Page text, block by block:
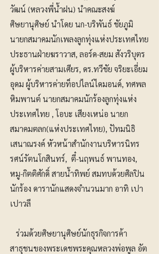
วัฒน์ (หลวงพี่น้ำฝน) นำคณะสงฆ์
ศิษยานุศิษย์ นำโดย นก-บริพันธ์ ชัยภูมิ
นายกสมาคมนักเพลงลูกทุ่งแห่งประเทศไทย
ประธานฝ่ายฆราวาส, ลอร์ด-สยม สังวริบุตร
ผู้บริหารค่ายสามเศียร, ดร.ทวีชัย จริยะเอี่ยม
อุดม ผู้บริหารค่ายท็อปไลน์ไดมอนด์, ทศพล
หิมพานต์ นายกสมาคมนักร้องลูกทุ่งแห่ง
ประเทศไทย , โอบะ เสียงเหน่อ นายก
สมาคมตลก(แห่งประเทศไทย), ปัทมนิธิ
เสนาณรงค์ หัวหน้าสำนักงานบริหารนิทร
รศน์รัตนโกสินทร์, ตี๋-นฤพนธ์ พานทอง,
หมู-กิตติศักดิ์ สายน้ำทิพย์ สมทบด้วยศิลปิน
นักร้อง ดารานักแสดงจำนวนมาก อาทิ เปา
เปาวลี
ร่วมด้วยศิษยานุศิษย์นักธุรกิจการค้า
สาธุชนของพระเดชพระคุณหลวงพ่อพูล อัต